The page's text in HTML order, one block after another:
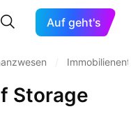
Auf geht's
Storage